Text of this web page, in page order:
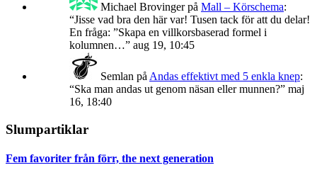
Michael Brovingerpå Mall – Körschema:
“Jisse vad bra den här var! Tusen tack för att du delar!
En fråga: ”Skapa en villkorsbaserad formel i
kolumnen…” aug 19, 10:45
Semlan på Andas effektivt med 5 enkla knep:
“Ska man andas ut genom näsan eller munnen?” maj
16, 18:40
Slumpartiklar
Fem favoriter från förr, the next generation